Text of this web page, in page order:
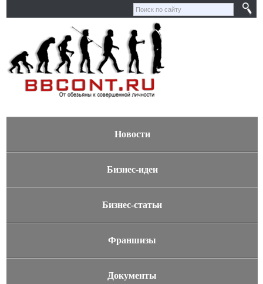
Новости
Бизнес-идеи
Бизнес-статьи
Франшизы
Документы